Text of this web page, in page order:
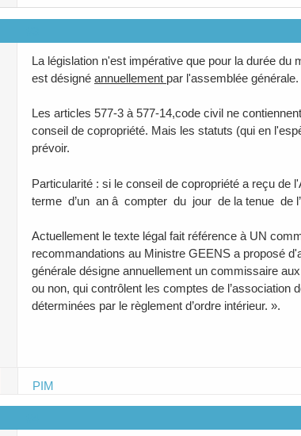
La législation n'est impérative que pour la durée
est désigné annuellement par l'assemblée générale.
Les articles 577-3 à 577-14,code civil ne
conseil de copropriété. Mais les statuts (qui en
prévoir.
Particularité : si le conseil de copropriété a reçu
terme d’un an â compter du jour de la tenue de
Actuellement le texte légal fait référence à UN
recommandations au Ministre GEENS a proposé
générale désigne annuellement un commissaire
ou non, qui contrôlent les comptes de
déterminées par le règlement d’ordre intérieur. ».
PIM